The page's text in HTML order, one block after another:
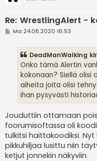
Re: WrestlingAlert -
VMa 24.08.2020 16:53
DeadManWalking
Onko tämä Alertin
kokonaan? Siellä olisi
aiheita joita olisi
ihan pysyvästi
Jouduttiin ottamaan
foorumisoftassa oli
tulkitsi haittakoodiksi.
pikkuhiljaa lusittu niin
ketjut jonnekin näkyviin.